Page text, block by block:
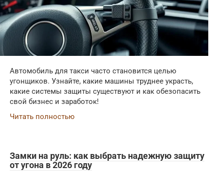
Автомобиль для такси часто становится целью
угонщиков. Узнайте, какие машины труднее украсть,
какие системы защиты существуют и как обезопасить
свой бизнес и заработок!
Читать полностью
Замки на руль: как выбрать надежную защиту
от угона в 2026 году